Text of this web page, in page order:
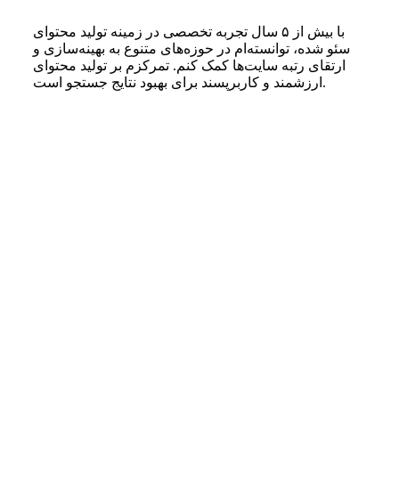
با بیش از ۵ سال تجربه تخصصی در زمینه تولید محتوای
سئو شده، توانسته‌ام در حوزه‌های متنوع به بهینه‌سازی و
ارتقای رتبه سایت‌ها کمک کنم. تمرکزم بر تولید محتوای
ارزشمند و کاربرپسند برای بهبود نتایج جستجو است.